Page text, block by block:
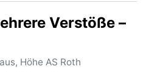
Verstöße –
Höhe AS Roth